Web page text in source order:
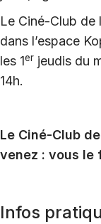
Le Ciné-Club de
dans l’espace
les 1er jeudis du
14h.
Le Ciné-Club
venez : vous le
Infos